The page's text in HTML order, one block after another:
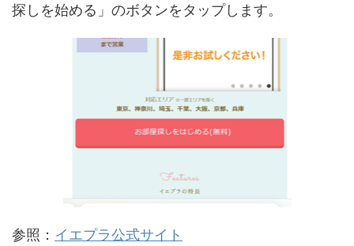
探しを始める」のボタンをタップします。
参照： イエプラ公式サイト